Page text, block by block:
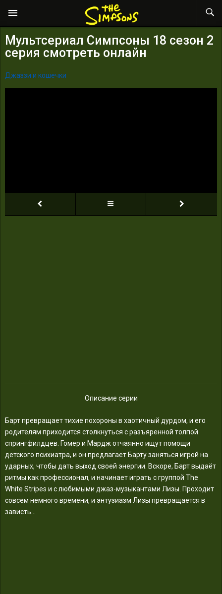
Мультсериал Симпсоны 18 сезон 2
серия смотреть онлайн
Джаззи и кошечки
Описание серии
Барт превращает тихие похороны в хаотичный дурдом, и его
родителям приходится столкнуться с разъяренной толпой
спрингфилдцев. Гомер и Мардж отчаянно ищут помощи
детского психиатра, и он предлагает Барту заняться игрой на
ударных, чтобы дать выход своей энергии. Вскоре, Барт выдаёт
ритмы как профессионал, и начинает играть с группой The
White Stripes и с любимыми джаз-музыкантами Лизы. Проходит
совсем немного времени, и энтузиазм Лизы превращается в
зависть…